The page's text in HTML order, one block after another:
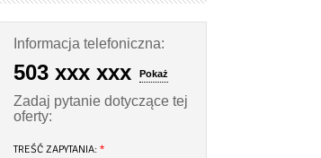
Informacja telefoniczna:
503 xxx xxx Pokaż
Zadaj pytanie dotyczące tej
oferty:
TREŚĆ ZAPYTANIA: *